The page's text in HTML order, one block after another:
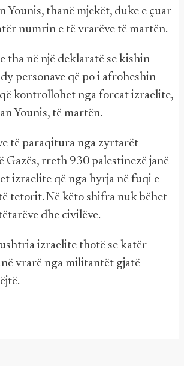
Younis, thanë mjekët, duke e çuar
numrin e të vrarëve të martën.
tha në një deklaratë se kishin
personave që po i afroheshin
kontrollohet nga forcat izraelite,
Younis, të martën.
të paraqitura nga zyrtarët
Gazës, rreth 930 palestinezë janë
izraelite që nga hyrja në fuqi e
tetorit. Në këto shifra nuk bëhet
dhe civilëve.
izraelite thotë se katër
vrarë nga militantët gjatë